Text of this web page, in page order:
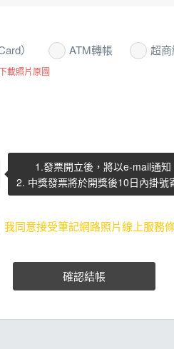
） ATM轉帳 超商
載照片原圖
1.發票開立後，將以e-mail通知
2. 中獎發票將於開獎後10日內掛號
我同意接受筆記網路照片線上服務
確認結帳